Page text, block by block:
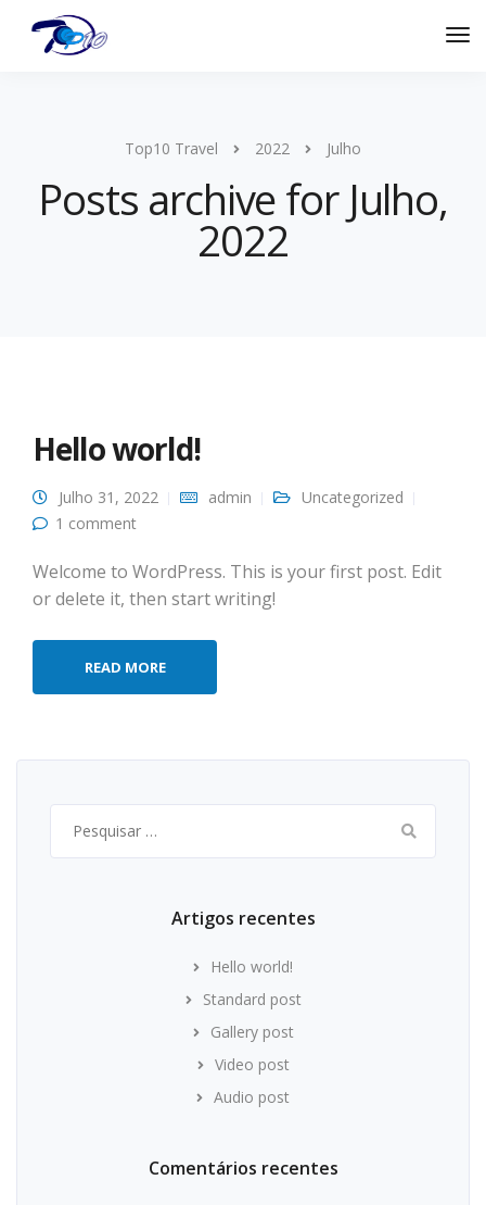
Top10 Travel 2022 Julho
Posts archive for Julho,
2022
Hello world!
Julho 31, 2022 admin
Uncategorized
1 comment
Welcome to WordPress. This is your first post. Edit
or delete it, then start writing!
READ MORE
por:
Artigos recentes
Hello world!
Standard post
Gallery post
Video post
Audio post
Comentários recentes